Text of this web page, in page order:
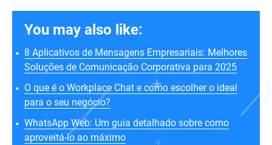
You may also like:
8 Aplicativos de Mensagens Empresariais: Melhores
Soluções de Comunicação Corporativa para 2025
O que é o Workplace Chat e como escolher o ideal
para o seu negócio?
WhatsApp Web: Um guia detalhado sobre como
aproveitá-lo ao máximo